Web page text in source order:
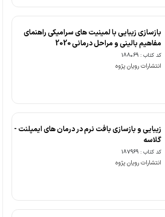
بازسازی زیبایی با لمینیت های سرامیکی راهنمای
مفاهیم بالینی و مراحل درمانی 2020
کد کتاب : 188069
انتشارات رویان پژوه
زیبایی و بازسازی بافت نرم در درمان های ایمپلنت -
گلاسه
کد کتاب : 187969
انتشارات رویان پژوه